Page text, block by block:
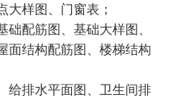
样图、门窗表；
配筋图、基础大样图、
面结构配筋图、楼梯结构
给排水平面图、卫生间排